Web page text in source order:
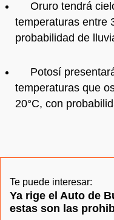
Oruro tendrá
temperaturas entre
probabilidad de
Potosí
temperaturas que
20°C, con
Te puede interesar:
Ya rige el Auto de
estas son las